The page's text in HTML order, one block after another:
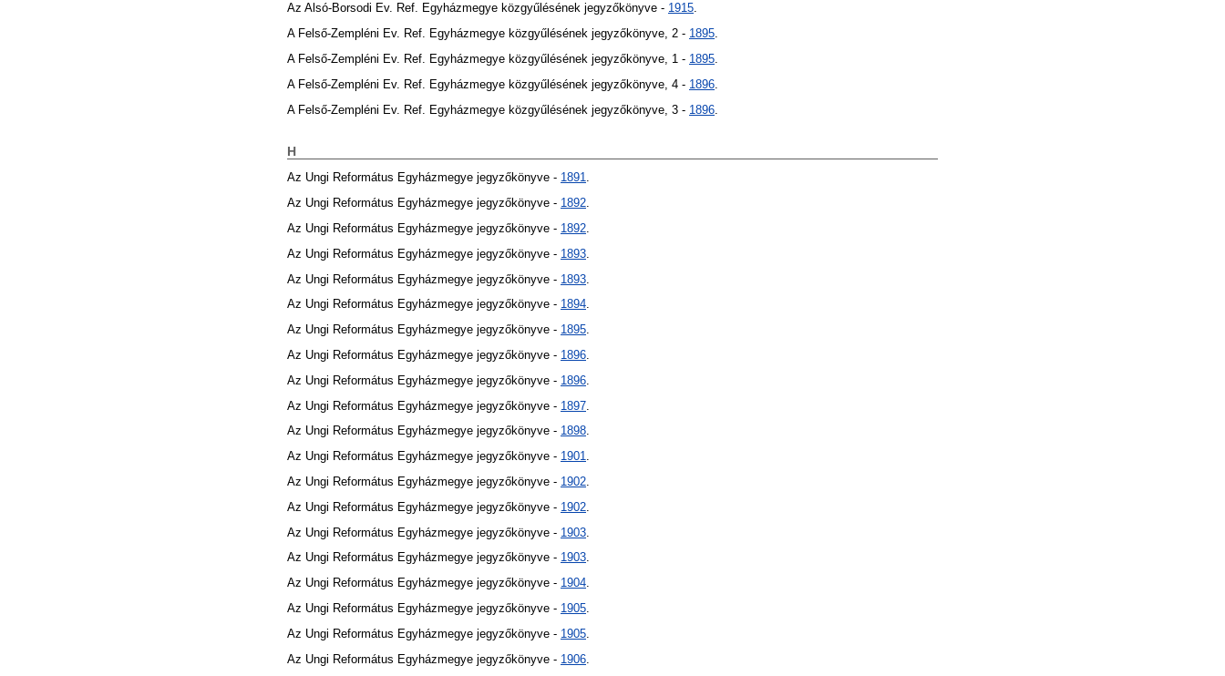
Az Alsó-Borsodi Ev. Ref. Egyházmegye közgyűlésének jegyzőkönyve - 1915.
A Felső-Zempléni Ev. Ref. Egyházmegye közgyűlésének jegyzőkönyve, 2 - 1895.
A Felső-Zempléni Ev. Ref. Egyházmegye közgyűlésének jegyzőkönyve, 1 - 1895.
A Felső-Zempléni Ev. Ref. Egyházmegye közgyűlésének jegyzőkönyve, 4 - 1896
A Felső-Zempléni Ev. Ref. Egyházmegye közgyűlésének jegyzőkönyve, 3 - 1896
H
Az Ungi Református Egyházmegye jegyzőkönyve - 1891.
Az Ungi Református Egyházmegye jegyzőkönyve - 1892.
Az Ungi Református Egyházmegye jegyzőkönyve - 1892.
Az Ungi Református Egyházmegye jegyzőkönyve - 1893
Az Ungi Református Egyházmegye jegyzőkönyve - 1893
Az Ungi Református Egyházmegye jegyzőkönyve - 1894.
Az Ungi Református Egyházmegye jegyzőkönyve - 1895.
Az Ungi Református Egyházmegye jegyzőkönyve - 1896.
Az Ungi Református Egyházmegye jegyzőkönyve - 1896
Az Ungi Református Egyházmegye jegyzőkönyve - 1897
Az Ungi Református Egyházmegye jegyzőkönyve - 1898.
Az Ungi Református Egyházmegye jegyzőkönyve - 1901.
Az Ungi Református Egyházmegye jegyzőkönyve - 1902.
Az Ungi Református Egyházmegye jegyzőkönyve - 1902
Az Ungi Református Egyházmegye jegyzőkönyve - 1903
Az Ungi Református Egyházmegye jegyzőkönyve - 1903.
Az Ungi Református Egyházmegye jegyzőkönyve - 1904.
Az Ungi Református Egyházmegye jegyzőkönyve - 1905.
Az Ungi Református Egyházmegye jegyzőkönyve - 1905
Az Ungi Református Egyházmegye jegyzőkönyve - 1906